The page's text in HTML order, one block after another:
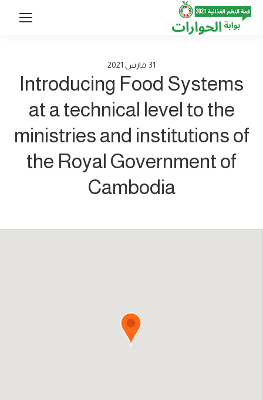
31 مارس 2021
Introducing Food Systems
at a technical level to the
ministries and institutions of
the Royal Government of
Cambodia